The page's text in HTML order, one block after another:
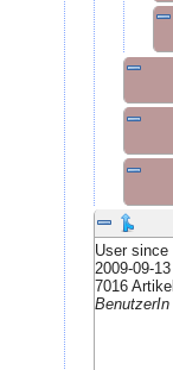
User since
2009-09-13
7016 Artikel
BenutzerIn